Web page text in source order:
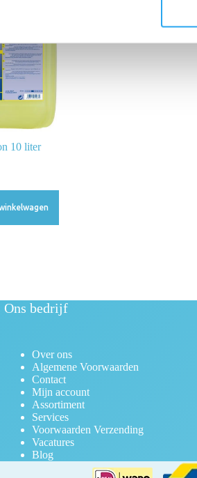
10 liter
Ons bedrijf
Over ons
Algemene Voorwaarden
Contact
Mijn account
Assortiment
Services
Voorwaarden Verzending
Vacatures
Blog